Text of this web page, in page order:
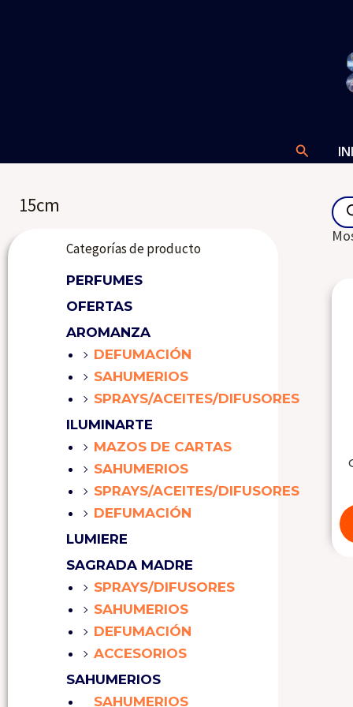
Buscar
15cm
Categorías de producto
PERFUMES
OFERTAS
AROMANZA
DEFUMACIÓN
SAHUMERIOS
SPRAYS/ACEITES/DIFUSORES
ILUMINARTE
MAZOS DE CARTAS
SAHUMERIOS
SPRAYS/ACEITES/DIFUSORES
DEFUMACIÓN
LUMIERE
SAGRADA MADRE
SPRAYS/DIFUSORES
SAHUMERIOS
DEFUMACIÓN
ACCESORIOS
SAHUMERIOS
SAHUMERIOS